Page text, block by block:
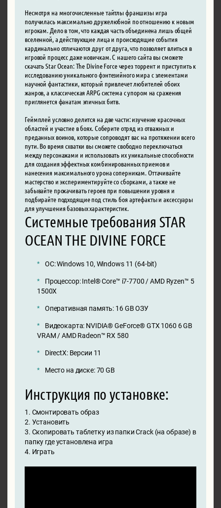
Несмотря на многочисленные тайтлы франшизы игра
получилась максимально дружелюбной по отношению к новым
игрокам. Дело в том, что каждая часть объединена лишь общей
вселенной, а действующие лица и происходящие события
кардинально отличаются друг от друга, что позволяет влиться в
игровой процесс даже новичкам. С нашего сайта вы сможете
скачать Star Ocean: The Divine Force через торрент и приступить к
исследованию уникального фэнтезийного мира с элементами
научной фантастики, который привлечет любителей обоих
жанров, а классическая ARPG система с упором на сражения
приглянется фанатам эпичных битв.
Геймплей условно делится на две части: изучение красочных
областей и участие в боях. Соберите отряд из отважных и
преданных воинов, которые сопроводят вас на протяжении всего
пути. Во время схватки вы сможете свободно переключаться
между персонажами и использовать их уникальные способности
для создания эффектных комбинированных приемов и
нанесения максимального урона соперникам. Оттачивайте
мастерство и экспериментируйте со сборками, а также не
забывайте прокачивать героев при повышении уровня и
подбирайте подходящие под стиль боя артефакты и аксессуары
для улучшения базовых характеристик.
Системные требования STAR
OCEAN THE DIVINE FORCE
ОС: Windows 10, Windows 11 (64-bit)
Процессор: Intel® Core™ i7-7700 / AMD Ryzen™ 5
1500X
Оперативная память: 16 GB ОЗУ
Видеокарта: NVIDIA® GeForce® GTX 1060 6 GB
VRAM / AMD Radeon™ RX 580
DirectX: Версии 11
Место на диске: 70 GB
Инструкция по установке:
1. Смонтировать образ
2. Установить
3. Скопировать таблетку из папки Crack (на образе) в
папку где установлена игра
4. Играть